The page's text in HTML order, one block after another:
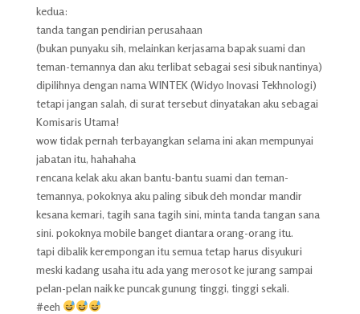
kedua:
tanda tangan pendirian perusahaan
(bukan punyaku sih, melainkan kerjasama bapak suami dan
teman-temannya dan aku terlibat sebagai sesi sibuk nantinya)
dipilihnya dengan nama WINTEK (Widyo Inovasi Tekhnologi)
tetapi jangan salah, di surat tersebut dinyatakan aku sebagai
Komisaris Utama!
wow tidak pernah terbayangkan selama ini akan mempunyai
jabatan itu, hahahaha
rencana kelak aku akan bantu-bantu suami dan teman-
temannya, pokoknya aku paling sibuk deh mondar mandir
kesana kemari, tagih sana tagih sini, minta tanda tangan sana
sini. pokoknya mobile banget diantara orang-orang itu.
tapi dibalik kerempongan itu semua tetap harus disyukuri
meski kadang usaha itu ada yang merosot ke jurang sampai
pelan-pelan naik ke puncak gunung tinggi, tinggi sekali.
#eeh